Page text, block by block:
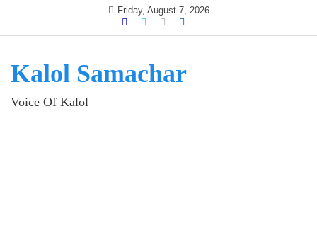
Friday, August 7, 2026
Kalol Samachar
Voice Of Kalol